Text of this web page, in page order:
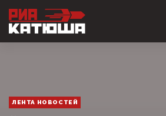
ЛЕНТА НОВОСТЕЙ